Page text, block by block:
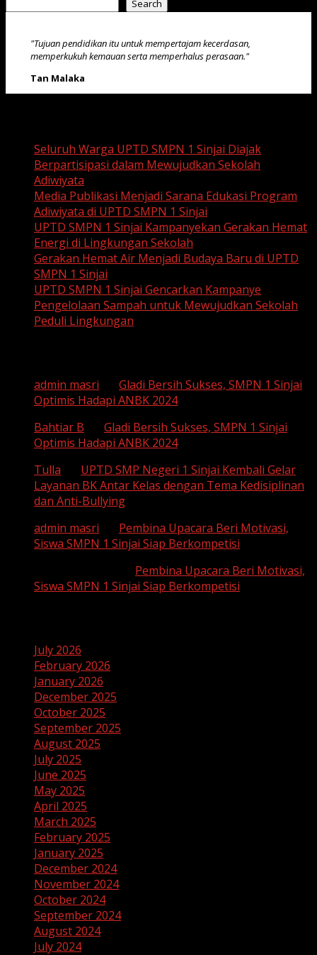
Search
"Tujuan pendidikan itu untuk mempertajam kecerdasan,
memperkukuh kemauan serta memperhalus perasaan."
Tan Malaka
Seluruh Warga UPTD SMPN 1 Sinjai Diajak
Berpartisipasi dalam Mewujudkan Sekolah
Adiwiyata
Media Publikasi Menjadi Sarana Edukasi Program
Adiwiyata di UPTD SMPN 1 Sinjai
UPTD SMPN 1 Sinjai Kampanyekan Gerakan Hemat
Energi di Lingkungan Sekolah
Gerakan Hemat Air Menjadi Budaya Baru di UPTD
SMPN 1 Sinjai
UPTD SMPN 1 Sinjai Gencarkan Kampanye
Pengelolaan Sampah untuk Mewujudkan Sekolah
Peduli Lingkungan
admin masri
Gladi Bersih Sukses, SMPN 1 Sinjai
Optimis Hadapi ANBK 2024
Bahtiar B
Gladi Bersih Sukses, SMPN 1 Sinjai
Optimis Hadapi ANBK 2024
Tulla
UPTD SMP Negeri 1 Sinjai Kembali Gelar
Layanan BK Antar Kelas dengan Tema Kedisiplinan
dan Anti-Bullying
admin masri
Pembina Upacara Beri Motivasi,
Siswa SMPN 1 Sinjai Siap Berkompetisi
Pembina Upacara Beri Motivasi,
Siswa SMPN 1 Sinjai Siap Berkompetisi
July 2026
February 2026
January 2026
December 2025
October 2025
September 2025
August 2025
July 2025
June 2025
May 2025
April 2025
March 2025
February 2025
January 2025
December 2024
November 2024
October 2024
September 2024
August 2024
July 2024